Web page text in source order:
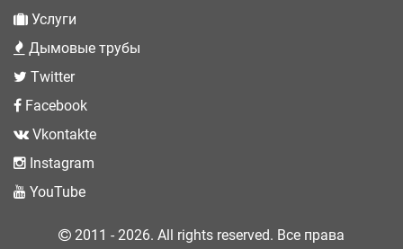
Услуги
Дымовые трубы
Twitter
Facebook
Vkontakte
Instagram
YouTube
2011 - 2026. All rights reserved. Все права